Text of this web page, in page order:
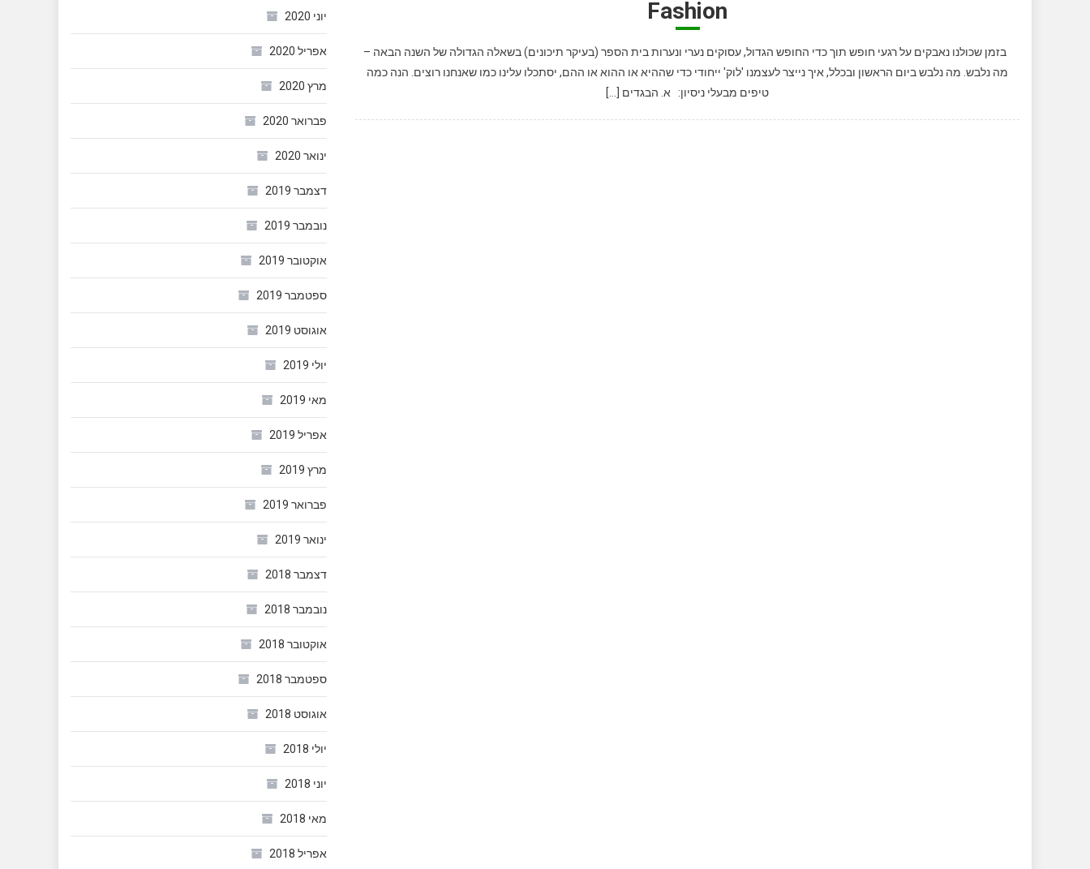
Fashion
בזמן שכולנו נאבקים על רגעי חופש תוך כדי החופש הגדול, עסוקים נערי ונערות בית הספר (בעיקר תיכונים) בשאלה הגדולה של השנה הבאה –
מה נלבש. מה נלבש ביום הראשון ובכלל, איך נייצר לעצמנו 'לוק' ייחודי כדי שההיא או ההוא או ההם, יסתכלו עלינו כמו שאנחנו רוצים. הנה כמה
טיפים מבעלי ניסיון: א. הבגדים […]
יוני 2020
אפריל 2020
מרץ 2020
פברואר 2020
ינואר 2020
דצמבר 2019
נובמבר 2019
אוקטובר 2019
ספטמבר 2019
אוגוסט 2019
יולי 2019
מאי 2019
אפריל 2019
מרץ 2019
פברואר 2019
ינואר 2019
דצמבר 2018
נובמבר 2018
אוקטובר 2018
ספטמבר 2018
אוגוסט 2018
יולי 2018
יוני 2018
מאי 2018
אפריל 2018